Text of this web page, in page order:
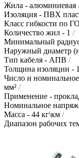
Жила - алюминиевая
Изоляция - ПВХ
Класс гибкости по
Количество жил - 1 /
Минимальный
Наружный диаметр
Тип кабеля - АПВ /
Толщина изоляции -
Число и
мм² /
Применение -
Номинальное
Масса - 44 кг\км /
Диапазон рабочих